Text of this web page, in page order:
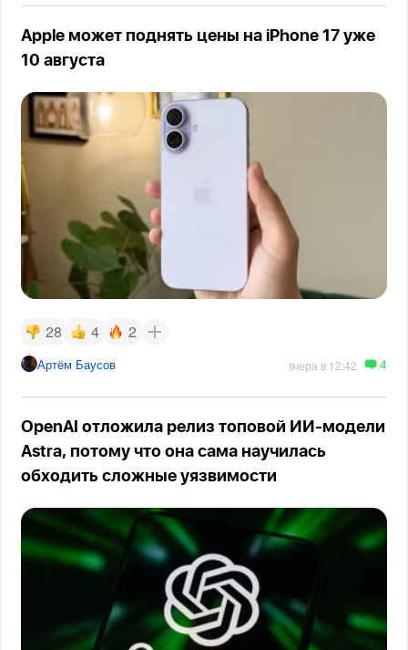
Apple может поднять цены на iPhone 17 уже
10 августа
28 4 2
Артём Баусов вчера в 12:42 4
OpenAI отложила релиз топовой ИИ-модели
Astra, потому что она сама научилась
обходить сложные уязвимости